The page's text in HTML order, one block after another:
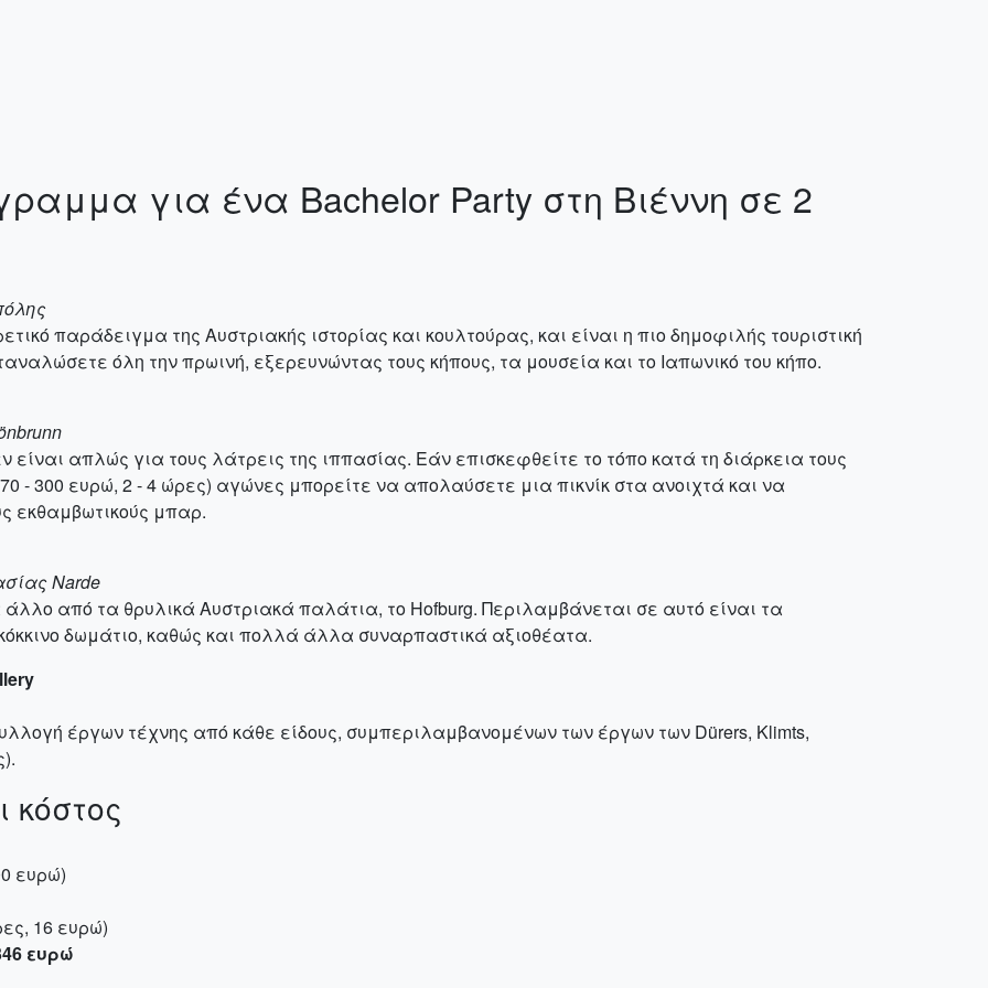
για ένα Bachelor Party στη Βιέννη σε 2
παράδειγμα της Αυστριακής ιστορίας και κουλτούρας, και είναι η πιο δημοφιλής τουριστική
όλη την πρωινή, εξερευνώντας τους κήπους, τα μουσεία και το Ιαπωνικό του κήπο.
είναι απλώς για τους λάτρεις της ιππασίας. Εάν επισκεφθείτε το τόπο κατά τη διάρκεια τους
- 300 ευρώ, 2 - 4 ώρες) αγώνες μπορείτε να απολαύσετε μια πικνίκ στα ανοιχτά και να
εκθαμβωτικούς μπαρ.
Narde
άλλο από τα θρυλικά Αυστριακά παλάτια, το Hofburg. Περιλαμβάνεται σε αυτό είναι τα
δωμάτιο, καθώς και πολλά άλλα συναρπαστικά αξιοθέατα.
έργων τέχνης από κάθε είδους, συμπεριλαμβανομένων των έργων των Dürers, Klimts,
κόστος
ευρώ)
16 ευρώ)
ευρώ